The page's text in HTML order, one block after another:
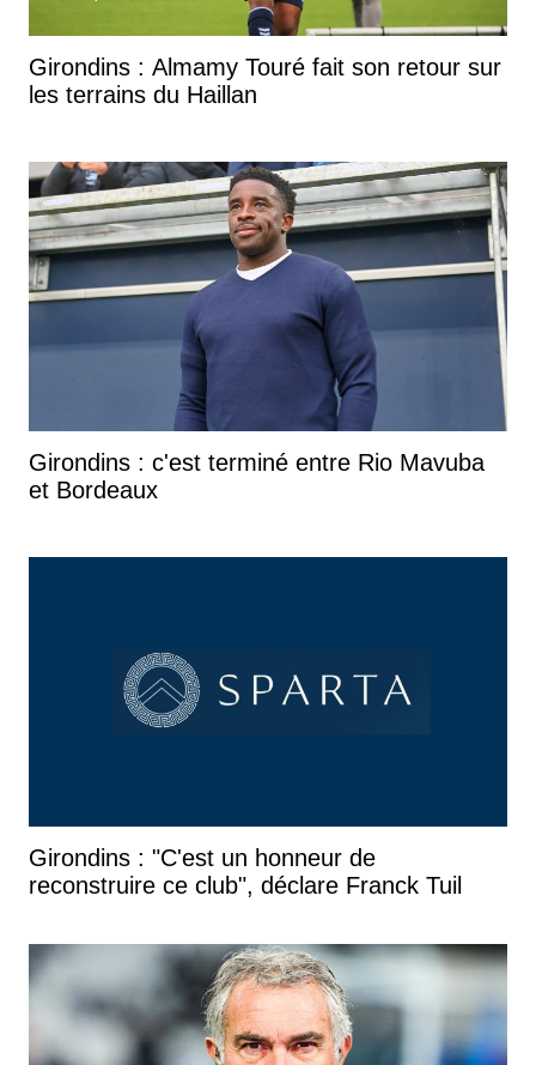
Girondins : Almamy Touré fait son retour sur
les terrains du Haillan
Girondins : c'est terminé entre Rio Mavuba
et Bordeaux
Girondins : "C'est un honneur de
reconstruire ce club", déclare Franck Tuil